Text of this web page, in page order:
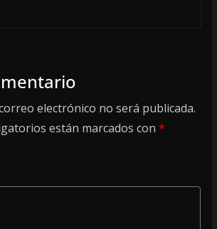
electrónico no será publicada.
están marcados con *